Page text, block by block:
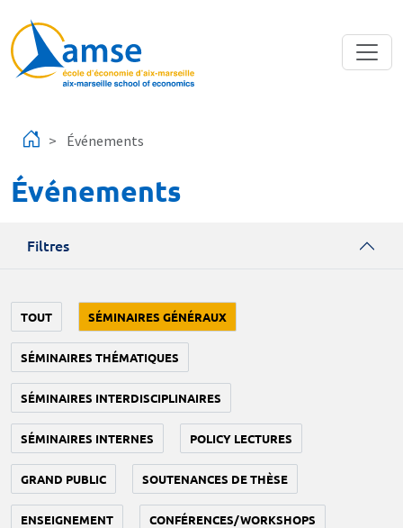
Événements
Événements
Filtres
TOUT SÉMINAIRES GÉNÉRAUX
SÉMINAIRES THÉMATIQUES
SÉMINAIRES INTERDISCIPLINAIRES
SÉMINAIRES INTERNES POLICY LECTURES
GRAND PUBLIC SOUTENANCES DE THÈSE
ENSEIGNEMENT CONFÉRENCES/WORKSHOPS